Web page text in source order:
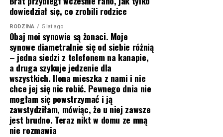
dowiedział się, co zrobili rodzice
RODZINA 5 lat ago
Obaj moi synowie są żonaci. Moje
synowe diametralnie się od siebie różnią
– jedna siedzi z telefonem na kanapie,
a druga szykuje jedzenie dla
wszystkich. Ilona mieszka z nami i nie
chce jej się nic robić. Pewnego dnia nie
mogłam się powstrzymać i ją
zawstydziłam, mówiąc, że u niej zawsze
jest brudno. Teraz nikt w domu ze mną
nie rozmawia